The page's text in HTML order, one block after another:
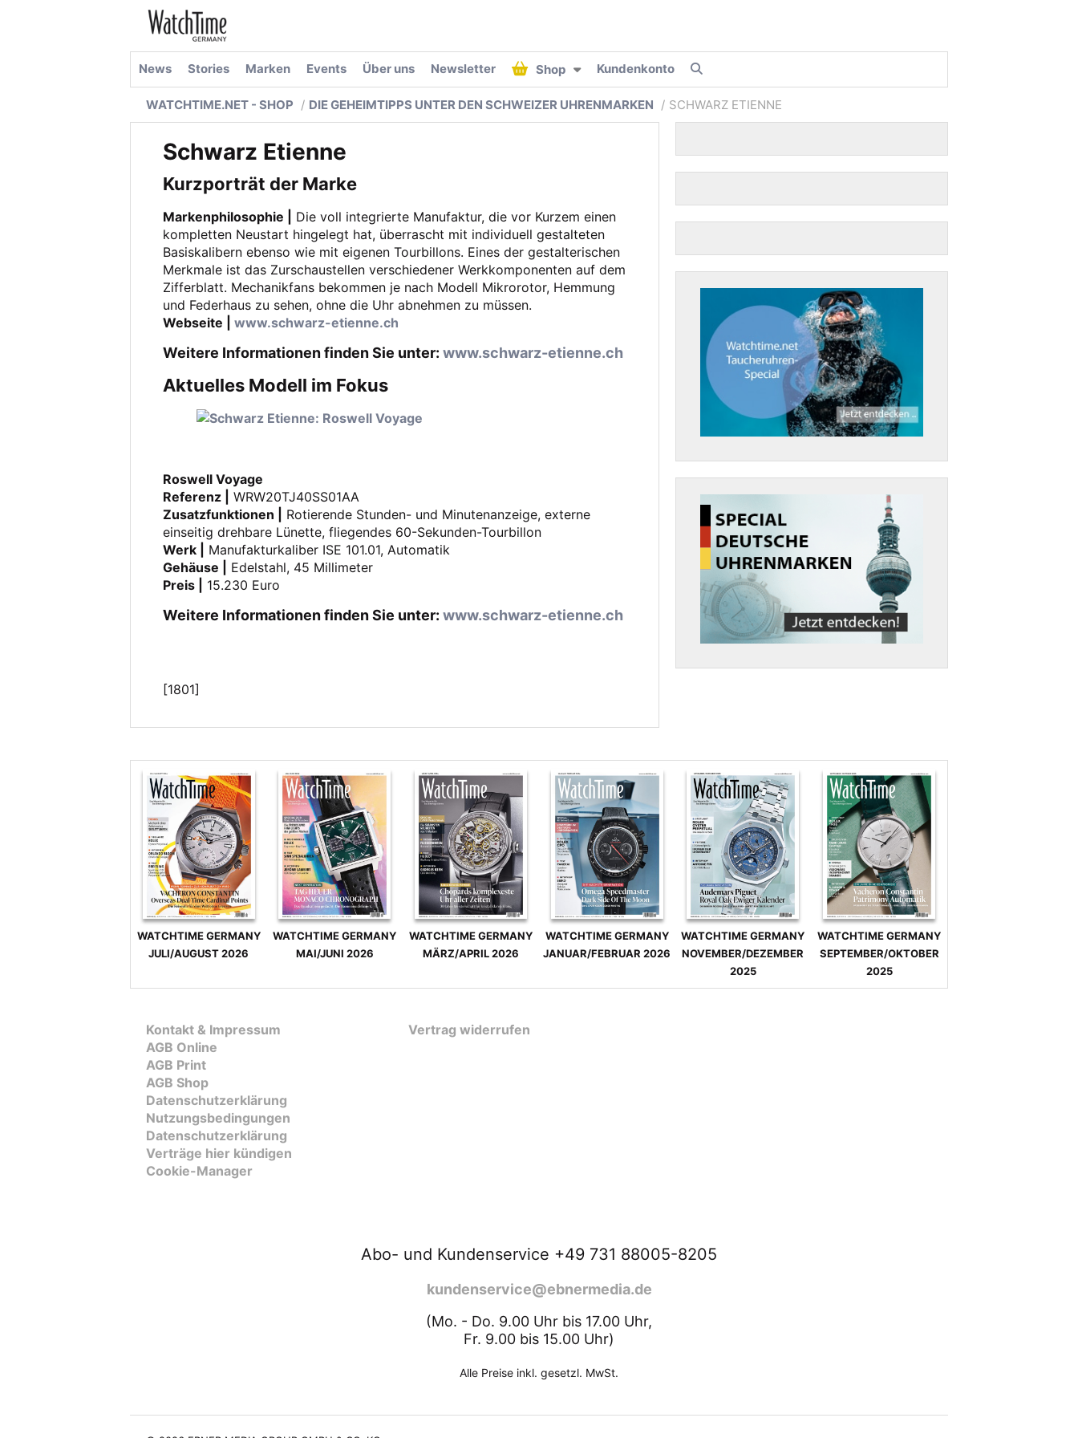
News Stories Marken Events Über uns Newsletter Shop Kundenkonto
WATCHTIME.NET - SHOP DIE GEHEIMTIPPS UNTER DEN SCHWEIZER UHRENMARKEN SCHWARZ ETIENNE
Schwarz Etienne
Kurzporträt der Marke
Markenphilosophie |
Die voll integrierte Manufaktur, die vor Kurzem einen
kompletten Neustart ­hingelegt hat, überrascht mit individuell gestalteten
Basiskalibern ebenso wie mit eigenen Tourbillons. Eines der gestalterischen
Merkmale ist das Zurschaustellen verschiedener Werkkomponenten auf dem
Zifferblatt. Mechanikfans bekommen je nach Modell Mikrorotor, Hemmung
und Federhaus zu sehen, ohne die Uhr abnehmen zu müssen.
Webseite | www.schwarz-etienne.ch
Weitere Informationen finden Sie unter: www.schwarz-etienne.ch
Aktuelles Modell im Fokus
Roswell Voyage
Referenz |
WRW20TJ40SS01AA
Zusatzfunktionen |
Rotierende Stunden- und Minutenanzeige, externe
einseitig drehbare Lünette, fliegendes 60-Sekunden-Tourbillon
Werk |
Manufakturkaliber ISE 101.01, Automatik
Gehäuse |
Edelstahl, 45 Millimeter
Preis |
15.230 Euro
Weitere Informationen finden Sie unter: www.schwarz-etienne.ch
[1801]
WATCHTIME GERMANY
JULI/AUGUST 2026
WATCHTIME GERMANY
MAI/JUNI 2026
WATCHTIME GERMANY
MÄRZ/APRIL 2026
WATCHTIME GERMANY
JANUAR/FEBRUAR 2026
WATCHTIME GERMANY
NOVEMBER/DEZEMBER
2025
WATCHTIME GERMANY
SEPTEMBER/OKTOBER
2025
Kontakt & Impressum
AGB Online
AGB Print
AGB Shop
Datenschutzerklärung
Nutzungsbedingungen
Datenschutzerklärung
Verträge hier kündigen
Cookie-Manager
Vertrag widerrufen
Abo- und Kundenservice +49 731 88005-8205
kundenservice@ebnermedia.de
(Mo. - Do. 9.00 Uhr bis 17.00 Uhr,
Fr. 9.00 bis 15.00 Uhr)
Alle Preise inkl. gesetzl. MwSt.